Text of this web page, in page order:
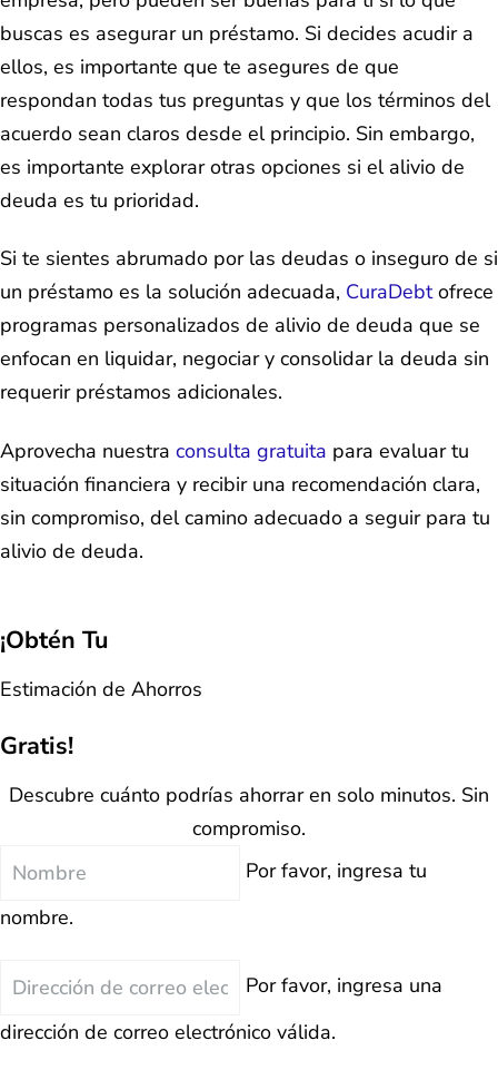
buscas es asegurar un préstamo. Si decides acudir a
ellos, es importante que te asegures de que
respondan todas tus preguntas y que los términos del
acuerdo sean claros desde el principio. Sin embargo,
es importante explorar otras opciones si el alivio de
deuda es tu prioridad.
Si te sientes abrumado por las deudas o inseguro de si
un préstamo es la solución adecuada, CuraDebtofrece
programas personalizados de alivio de deuda que se
enfocan en liquidar, negociar y consolidar la deuda sin
requerir préstamos adicionales.
Aprovecha nuestra consulta gratuita para evaluar tu
situación financiera y recibir una recomendación clara,
sin compromiso, del camino adecuado a seguir para tu
alivio de deuda.
¡Obtén Tu
Estimación de Ahorros
Gratis!
Descubre cuánto podrías ahorrar en solo minutos. Sin
compromiso.
Nombre
Por favor, ingresa tu
nombre.
Correo
Por favor, ingresa una
dirección de correo electrónico válida.